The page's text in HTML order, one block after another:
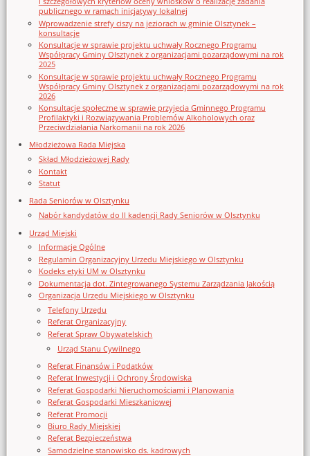
publicznego w ramach inicjatywy lokalnej
Wprowadzenie strefy ciszy na jeziorach w gminie Olsztynek –
konsultacje
Konsultacje w sprawie projektu uchwały Rocznego Programu
Współpracy Gminy Olsztynek z organizacjami pozarządowymi na rok
2025
Konsultacje w sprawie projektu uchwały Rocznego Programu
Współpracy Gminy Olsztynek z organizacjami pozarządowymi na rok
2026
Konsultacje społeczne w sprawie przyjęcia Gminnego Programu
Profilaktyki i Rozwiązywania Problemów Alkoholowych oraz
Przeciwdziałania Narkomanii na rok 2026
Młodzieżowa Rada Miejska
Skład Młodzieżowej Rady
Kontakt
Statut
Rada Seniorów w Olsztynku
Nabór kandydatów do II kadencji Rady Seniorów w Olsztynku
Urząd Miejski
Informacje Ogólne
Regulamin Organizacyjny Urzedu Miejskiego w Olsztynku
Kodeks etyki UM w Olsztynku
Dokumentacja dot. Zintegrowanego Systemu Zarządzania Jakością
Organizacja Urzędu Miejskiego w Olsztynku
Telefony Urzędu
Referat Organizacyjny
Referat Spraw Obywatelskich
Urząd Stanu Cywilnego
Referat Finansów i Podatków
Referat Inwestycji i Ochrony Środowiska
Referat Gospodarki Nieruchomościami i Planowania
Referat Gospodarki Mieszkaniowej
Referat Promocji
Biuro Rady Miejskiej
Referat Bezpieczeństwa
Samodzielne stanowisko ds. kadrowych